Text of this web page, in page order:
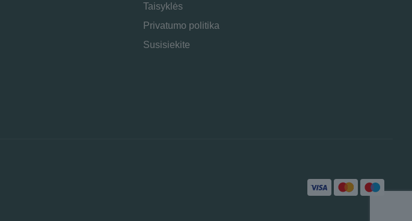
Taisyklės
Privatumo politika
Susisiekite